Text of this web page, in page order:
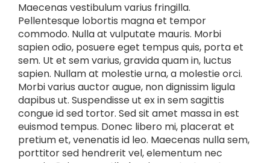
Maecenas vestibulum varius fringilla.
Pellentesque lobortis magna et tempor
commodo. Nulla at vulputate mauris. Morbi
sapien odio, posuere eget tempus quis, porta et
sem. Ut et sem varius, gravida quam in, luctus
sapien. Nullam at molestie urna, a molestie orci.
Morbi varius auctor augue, non dignissim ligula
dapibus ut. Suspendisse ut ex in sem sagittis
congue id sed tortor. Sed sit amet massa in est
euismod tempus. Donec libero mi, placerat et
pretium et, venenatis id leo. Maecenas nulla sem,
porttitor sed hendrerit vel, elementum nec